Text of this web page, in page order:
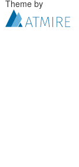
Theme by